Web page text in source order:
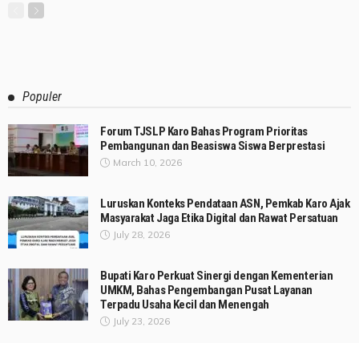
Populer
Forum TJSLP Karo Bahas Program Prioritas
Pembangunan dan Beasiswa Siswa Berprestasi
March 10, 2026
Luruskan Konteks Pendataan ASN, Pemkab Karo Ajak
Masyarakat Jaga Etika Digital dan Rawat Persatuan
July 28, 2026
Bupati Karo Perkuat Sinergi dengan Kementerian
UMKM, Bahas Pengembangan Pusat Layanan
Terpadu Usaha Kecil dan Menengah
July 23, 2026